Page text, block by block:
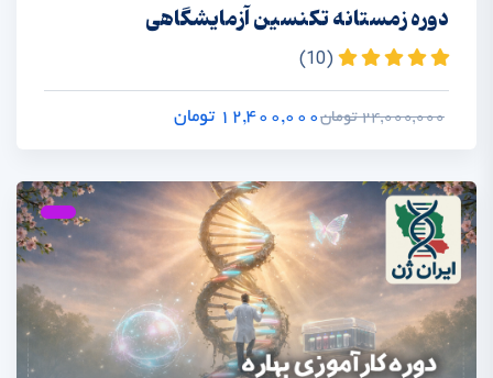
دوره زمستانه تکنسین آزمایشگاهی
(10)
24,000,000 تومان 12,400,000 تومان